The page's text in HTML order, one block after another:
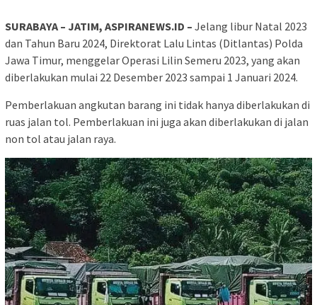
SURABAYA – JATIM, ASPIRANEWS.ID – Jelang libur Natal 2023
dan Tahun Baru 2024, Direktorat Lalu Lintas (Ditlantas) Polda
Jawa Timur, menggelar Operasi Lilin Semeru 2023, yang akan
diberlakukan mulai 22 Desember 2023 sampai 1 Januari 2024.
Pemberlakuan angkutan barang ini tidak hanya diberlakukan di
ruas jalan tol. Pemberlakuan ini juga akan diberlakukan di jalan
non tol atau jalan raya.